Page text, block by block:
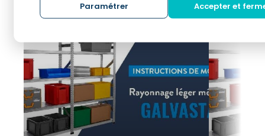
Paramétrer Accepter et